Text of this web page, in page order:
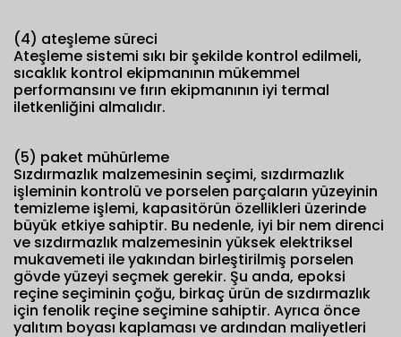
(4) ateşleme süreci
Ateşleme sistemi sıkı bir şekilde kontrol edilmeli,
sıcaklık kontrol ekipmanının mükemmel
performansını ve fırın ekipmanının iyi termal
iletkenliğini almalıdır.
(5) paket mühürleme
Sızdırmazlık malzemesinin seçimi, sızdırmazlık
işleminin kontrolü ve porselen parçaların yüzeyinin
temizleme işlemi, kapasitörün özellikleri üzerinde
büyük etkiye sahiptir. Bu nedenle, iyi bir nem direnci
ve sızdırmazlık malzemesinin yüksek elektriksel
mukavemeti ile yakından birleştirilmiş porselen
gövde yüzeyi seçmek gerekir. Şu anda, epoksi
reçine seçiminin çoğu, birkaç ürün de sızdırmazlık
için fenolik reçine seçimine sahiptir. Ayrıca önce
yalıtım boyası kaplaması ve ardından maliyetleri